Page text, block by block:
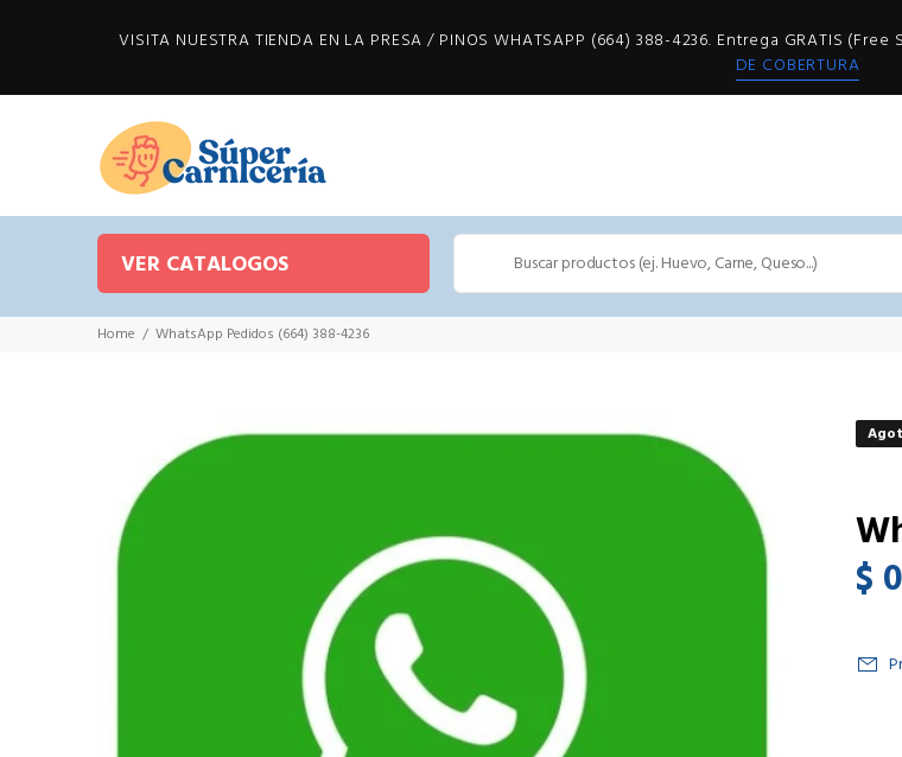
VISITA NUESTRA TIENDA EN LA PRESA / PINOS WHATSAPP (664) 388-4236. Entrega GRATIS
DE COBERTURA
VER CATALOGOS
Home WhatsApp Pedidos (664) 388-4236
$